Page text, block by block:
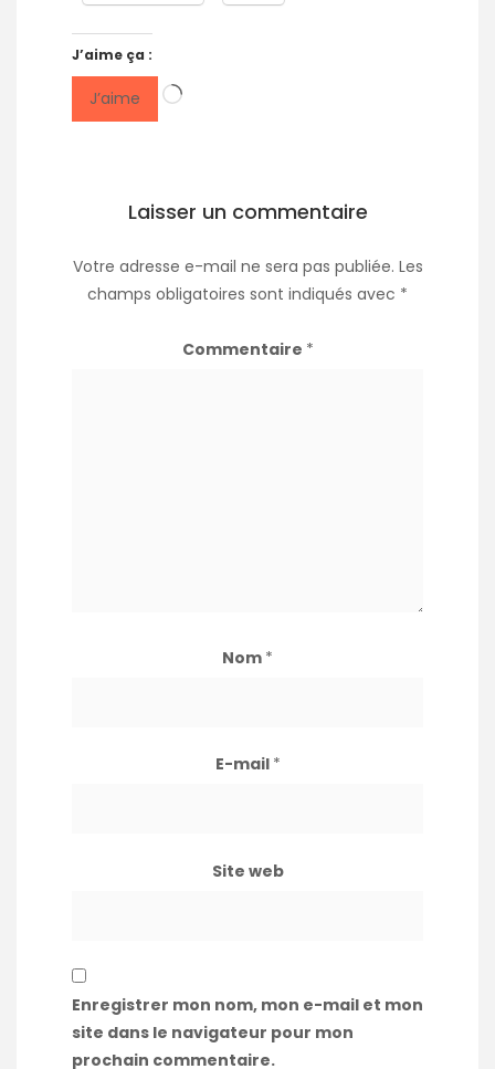
J’aime ça :
J’aime Chargement…
Laisser un commentaire
Votre adresse e-mail ne sera pas publiée. Les
champs obligatoires sont indiqués avec *
Commentaire *
Nom *
E-mail *
Site web
Enregistrer mon nom, mon e-mail et mon
site dans le navigateur pour mon
prochain commentaire.